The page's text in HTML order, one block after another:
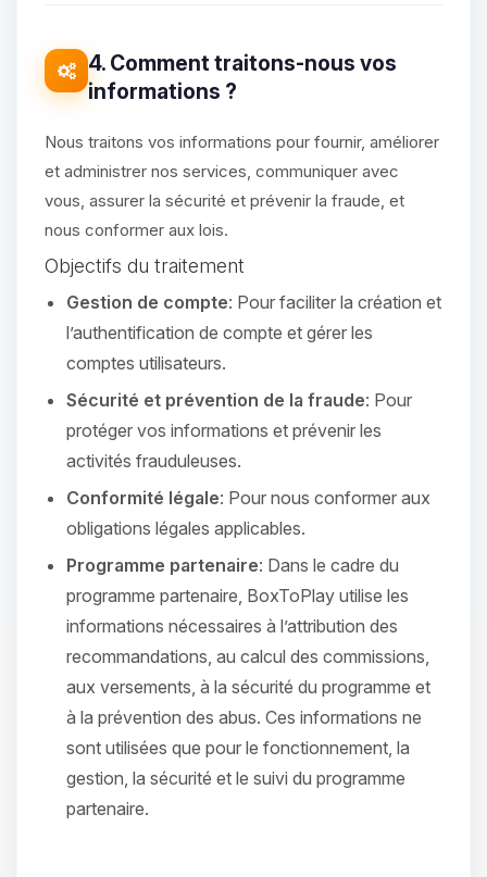
4. Comment traitons-nous vos
informations ?
Nous traitons vos informations pour fournir, améliorer
et administrer nos services, communiquer avec
vous, assurer la sécurité et prévenir la fraude, et
nous conformer aux lois.
Objectifs du traitement
Gestion de compte: Pour faciliter la création et
l’authentification de compte et gérer les
comptes utilisateurs.
Sécurité et prévention de la fraude: Pour
protéger vos informations et prévenir les
activités frauduleuses.
Conformité légale: Pour nous conformer aux
obligations légales applicables.
Programme partenaire: Dans le cadre du
programme partenaire, BoxToPlay utilise les
informations nécessaires à l’attribution des
recommandations, au calcul des commissions,
aux versements, à la sécurité du programme et
à la prévention des abus. Ces informations ne
sont utilisées que pour le fonctionnement, la
gestion, la sécurité et le suivi du programme
partenaire.